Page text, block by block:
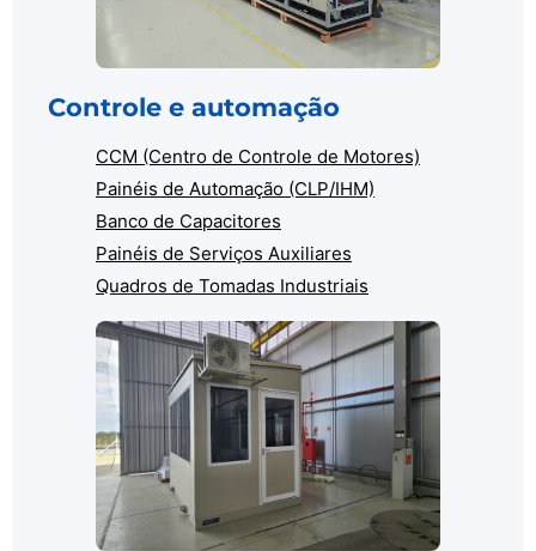
Controle e automação
CCM (Centro de Controle de Motores)
Painéis de Automação (CLP/IHM)
Banco de Capacitores
Painéis de Serviços Auxiliares
Quadros de Tomadas Industriais